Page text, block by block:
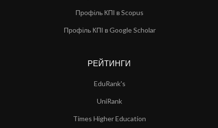
Профіль КПІ в Scopus
Профіль КПІ в Google Scholar
РЕЙТИНГИ
EduRank's
UniRank
Times Higher Education